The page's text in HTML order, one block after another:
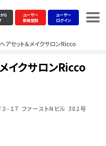
ら
ユーザー
新規登録
ユーザー
ログイン
ヘアセット＆メイクサロンRicco
イクサロンRicco
-１７ ファーストNビル 302号